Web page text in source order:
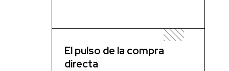
El pulso de la compra
directa